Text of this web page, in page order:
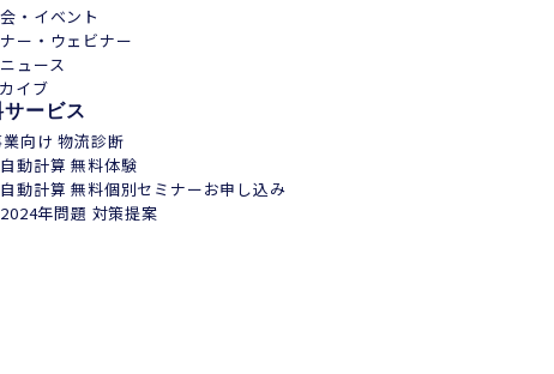
・イベント
ー・ウェビナー
ュース
イブ
サービス
業向け 物流診断
動計算 無料体験
動計算 無料個別セミナーお申し込み
年問題 対策提案